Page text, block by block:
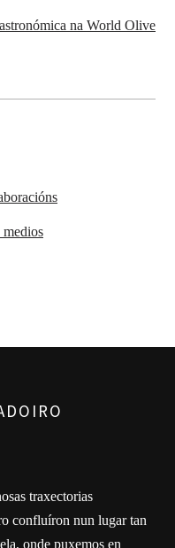
na World Olive
medios
traxectorias
confluíron nun lugar tan
onde puxemos en